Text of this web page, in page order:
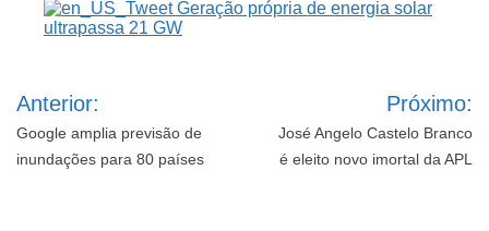
de
Post
Anterior:
Google amplia previsão de
inundações para 80 países
Próximo:
José Angelo Castelo Branco
é eleito novo imortal da APL